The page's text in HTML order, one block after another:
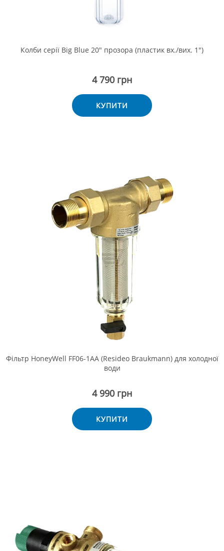
Колби серії Big Blue 20" прозора (пластик вх./вих. 1")
4 790 грн
КУПИТИ
Фільтр HoneyWell FF06-1AA (Resideo Braukmann) для холодної
води
4 990 грн
КУПИТИ